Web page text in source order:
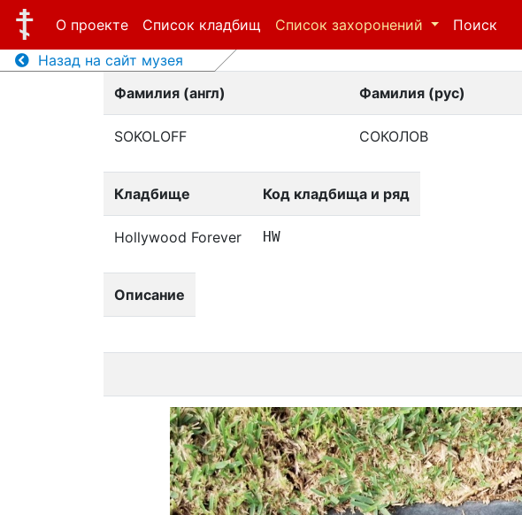
О проекте Список кладбищ Список захоронений Поиск
Назад на сайт музея
Фамилия (англ)
Фамилия (рус)
SOKOLOFF СОКОЛОВ
Кладбище Код кладбища и ряд
Hollywood Forever HW
Описание